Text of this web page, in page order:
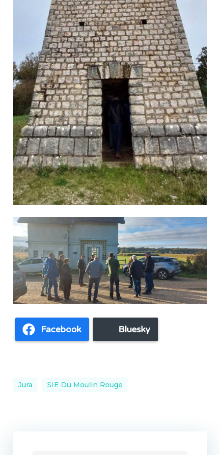
Facebook Bluesky
Jura SIE Du Moulin Rouge